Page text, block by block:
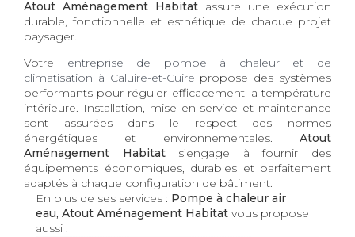
Atout Aménagement Habitat assure une exécution
durable, fonctionnelle et esthétique de chaque projet
paysager.
Votre entreprise de pompe à chaleur et de
climatisation à Caluire-et-Cuire propose des systèmes
performants pour réguler efficacement la température
intérieure. Installation, mise en service et maintenance
sont assurées dans le respect des normes
énergétiques et environnementales. Atout
Aménagement Habitats’engage à fournir des
équipements économiques, durables et parfaitement
adaptés à chaque configuration de bâtiment.
En plus de ses services : Pompe à chaleur air
eau, Atout Aménagement Habitat vous propose
aussi :